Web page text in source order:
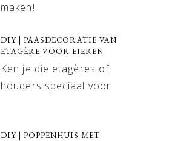
maken!
DIY | PAASDECORATIE VAN
ETAGÈRE VOOR EIEREN
Ken je die etagères of
houders speciaal voor
DIY | POPPENHUIS MET